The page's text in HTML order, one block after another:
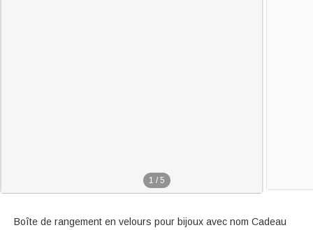
1 / 5
Boîte de rangement en velours pour bijoux avec nom Cadeau